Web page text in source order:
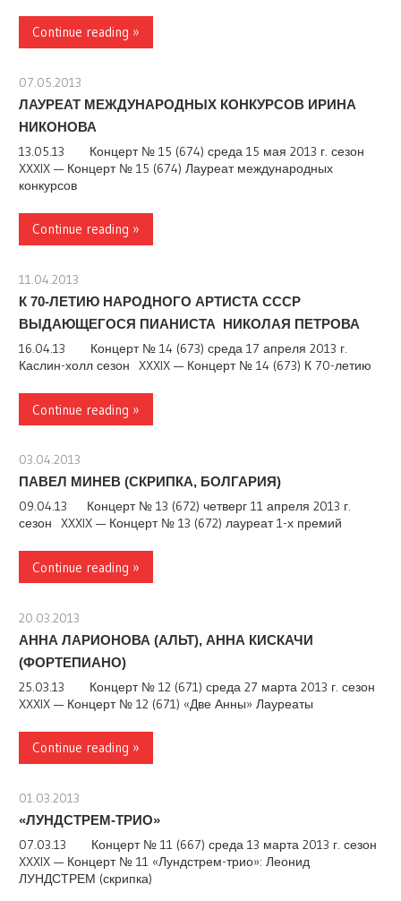
Continue reading »
07.05.2013
ЛАУРЕАТ МЕЖДУНАРОДНЫХ КОНКУРСОВ ИРИНА
НИКОНОВА
13.05.13 Концерт № 15 (674) среда 15 мая 2013 г. сезон
XXXIX — Концерт № 15 (674) Лауреат международных
конкурсов
Continue reading »
11.04.2013
К 70-ЛЕТИЮ НАРОДНОГО АРТИСТА СССР
ВЫДАЮЩЕГОСЯ ПИАНИСТА НИКОЛАЯ ПЕТРОВА
16.04.13 Концерт № 14 (673) среда 17 апреля 2013 г.
Каслин-холл сезон XXXIX — Концерт № 14 (673) К 70-летию
Continue reading »
03.04.2013
ПАВЕЛ МИНЕВ (СКРИПКА, БОЛГАРИЯ)
09.04.13 Концерт № 13 (672) четверг 11 апреля 2013 г.
сезон XXXIX — Концерт № 13 (672) лауреат 1-х премий
Continue reading »
20.03.2013
АННА ЛАРИОНОВА (АЛЬТ), АННА КИСКАЧИ
(ФОРТЕПИАНО)
25.03.13 Концерт № 12 (671) среда 27 марта 2013 г. сезон
XXXIX — Концерт № 12 (671) «Две Анны» Лауреаты
Continue reading »
01.03.2013
«ЛУНДСТРЕМ-ТРИО»
07.03.13 Концерт № 11 (667) среда 13 марта 2013 г. сезон
XXXIX — Концерт № 11 «Лундстрем-трио»: Леонид
ЛУНДСТРЕМ (скрипка)